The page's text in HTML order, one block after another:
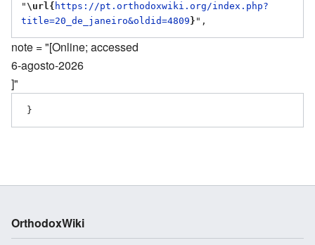
" \url{ https://pt.orthodoxwiki.org/index.php?
title=20_de_janeiro&oldid=4809 }
note = "[Online; accessed
6-agosto-2026
]"
OrthodoxWiki